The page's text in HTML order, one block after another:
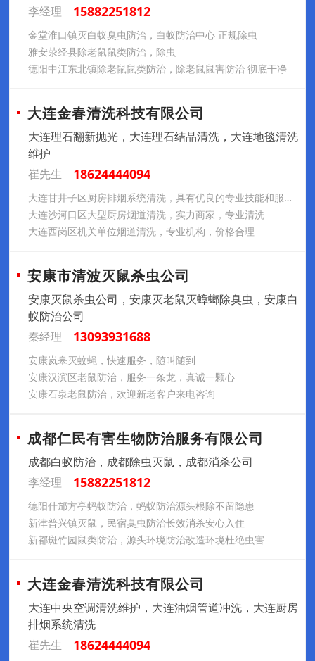
李经理
15882251812
金堂淮口镇灭白蚁臭虫防治，白蚁防治中心 正规除虫
雅安荥经县除老鼠鼠类防治，除虫
德阳中江东北镇除老鼠鼠类防治，除老鼠鼠害防治 彻底干净
大连金春清洗科技有限公司
大连理石翻新抛光，大连理石结晶清洗，大连地毯清洗
维护
崔先生
18624444094
大连甘井子区厨房排烟系统清洗，具有优良的专业技能和服务意识
大连沙河口区大型厨房烟道清洗，实力商家，专业清洗
大连西岗区机关单位烟道清洗，专业机构，价格合理
安康市清波灭鼠杀虫公司
安康灭鼠杀虫公司，安康灭老鼠灭蟑螂除臭虫，安康白
蚁防治公司
秦经理
13093931688
安康岚皋灭蚊蝇，快速服务，随叫随到
安康汉滨区老鼠防治，服务一条龙，真诚一颗心
安康石泉老鼠防治，欢迎新老客户来电咨询
成都仁民有害生物防治服务有限公司
成都白蚁防治，成都除虫灭鼠，成都消杀公司
李经理
15882251812
德阳什邡方亭蚂蚁防治，蚂蚁防治源头根除不留隐患
新津普兴镇灭鼠，民宿臭虫防治长效消杀安心入住
新都斑竹园鼠类防治，源头环境防治改造环境杜绝虫害
大连金春清洗科技有限公司
大连中央空调清洗维护，大连油烟管道冲洗，大连厨房
排烟系统清洗
崔先生
18624444094